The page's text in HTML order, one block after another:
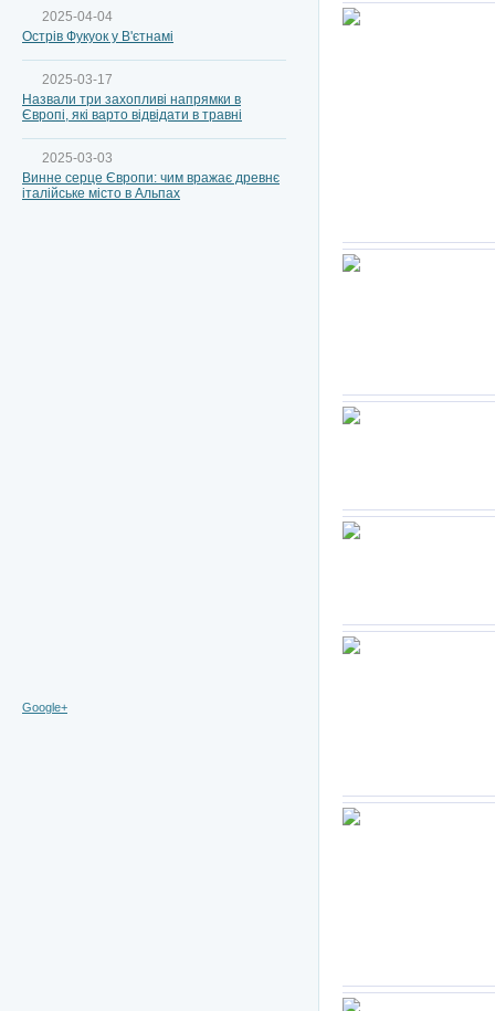
2025-04-04
Острів Фукуок у В'єтнамі
2025-03-17
Назвали три захопливі напрямки в
Європі, які варто відвідати в травні
2025-03-03
Винне серце Європи: чим вражає древнє
італійське місто в Альпах
Google+